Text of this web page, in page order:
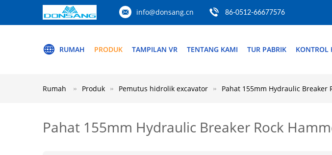
info@donsang.cn 86-0512-66677576
RUMAH PRODUK TAMPILAN VR TENTANG KAMI TUR PABRIK KONTROL
Rumah Produk Pemutus hidrolik excavator Pahat 155mm Hydraulic Breaker
Pahat 155mm Hydraulic Breaker Rock